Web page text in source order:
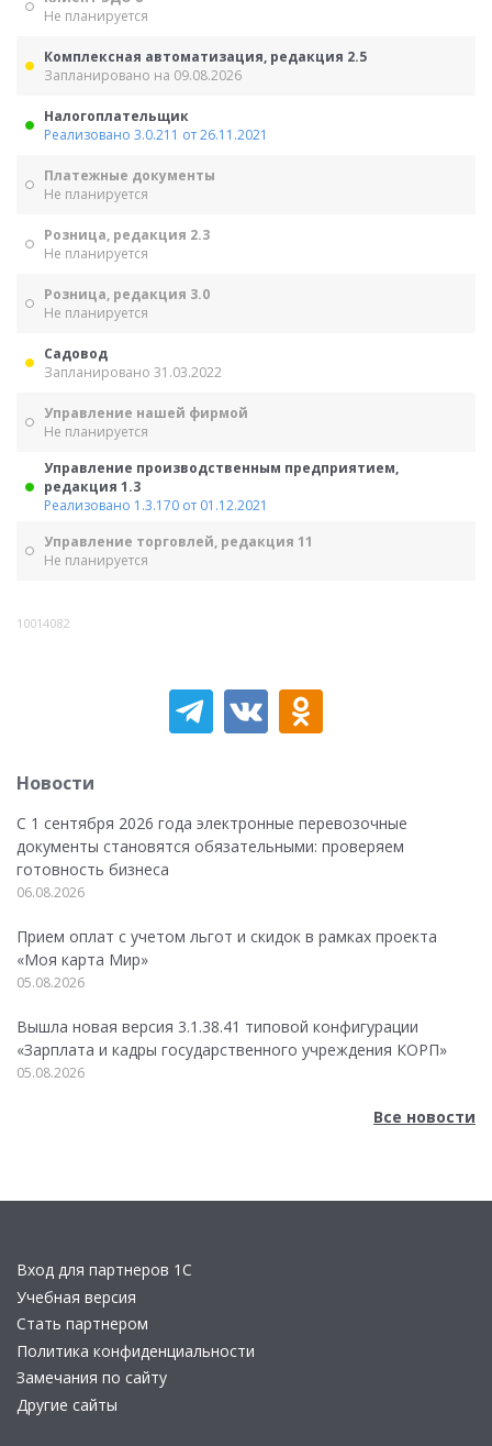
Не планируется
Комплексная автоматизация, редакция 2.5
Запланировано на 09.08.2026
Налогоплательщик
Реализовано 3.0.211 от 26.11.2021
Платежные документы
Не планируется
Розница, редакция 2.3
Не планируется
Розница, редакция 3.0
Не планируется
Садовод
Запланировано 31.03.2022
Управление нашей фирмой
Не планируется
Управление производственным предприятием,
редакция 1.3
Реализовано 1.3.170 от 01.12.2021
Управление торговлей, редакция 11
Не планируется
10014082
Новости
С 1 сентября 2026 года электронные перевозочные
документы становятся обязательными: проверяем
готовность бизнеса
06.08.2026
Прием оплат с учетом льгот и скидок в рамках проекта
«Моя карта Мир»
05.08.2026
Вышла новая версия 3.1.38.41 типовой конфигурации
«Зарплата и кадры государственного учреждения КОРП»
05.08.2026
Все новости
Вход для партнеров 1С
Учебная версия
Стать партнером
Политика конфиденциальности
Замечания по сайту
Другие сайты